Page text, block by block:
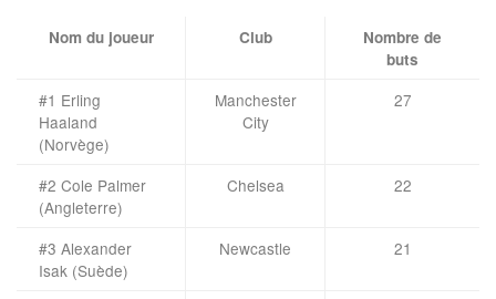
Nom du joueur Club
Nombre de
buts
#1 Erling
Haaland
(Norvège)
Manchester
City
27
#2 Cole Palmer
(Angleterre)
Chelsea 22
#3 Alexander
Isak (Suède)
Newcastle 21